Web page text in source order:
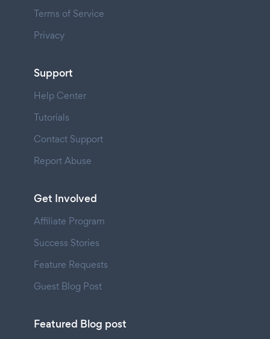
Terms of Service
Privacy
Support
Help Center
Tutorials
Contact Support
Report Abuse
Get Involved
Affiliate Program
Success Stories
Feature Requests
Guest Blog Post
Featured Blog post